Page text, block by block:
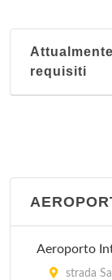
requisiti
Aeroporto
strada